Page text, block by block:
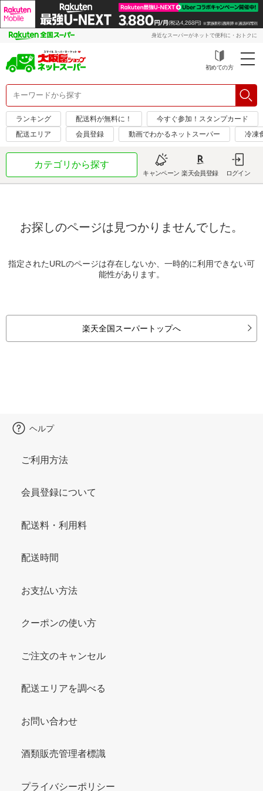
身近なスーパーがネットで便利に・おトクに
初めての方
ランキング 配送料が無料に！
今すぐ参加！スタンプカード
配送エリア
会員登録 動画でわかるネットスーパー 冷凍
カテゴリから探す
キャンペーン 楽天会員登録 ログイン
お探しのページは見つかりませんでした。
指定されたURLのページは存在しないか、一時的に利用できない可
能性があります。
楽天全国スーパートップへ
ヘルプ
ご利用方法
会員登録について
配送料・利用料
配送時間
お支払い方法
クーポンの使い方
ご注文のキャンセル
配送エリアを調べる
お問い合わせ
酒類販売管理者標識
プライバシーポリシー